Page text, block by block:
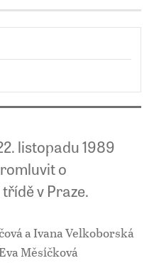
listopadu 1989
o
v Praze.
a Ivana Velkoborská
Měsíčková